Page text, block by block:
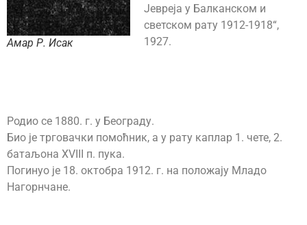
Амар Р. Исак
Јевреја у Балканском и
светском рату 1912-1918“,
1927.
Родио се 1880. г. у Београду.
Био је трговачки помоћник, а у рату каплар 1. чете, 2.
батаљона XVIII п. пука.
Погинуо је 18. октобра 1912. г. на положају Младо
Нагорнчане.